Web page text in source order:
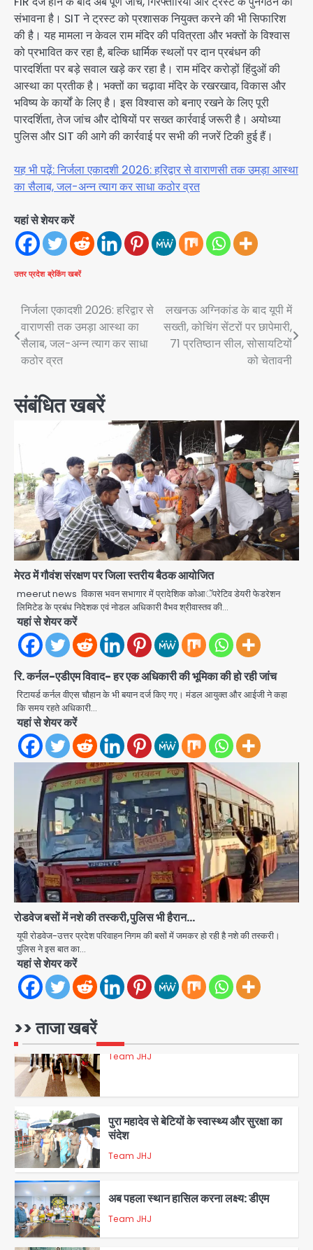
संभावना है। SIT ने ट्रस्ट को प्रशासक नियुक्त करने की भी सिफारिश
की है। यह मामला न केवल राम मंदिर की पवित्रता और भक्तों के विश्वास
को प्रभावित कर रहा है, बल्कि धार्मिक स्थलों पर दान प्रबंधन की
पारदर्शिता पर बड़े सवाल खड़े कर रहा है। राम मंदिर करोड़ों हिंदुओं की
आस्था का प्रतीक है। भक्तों का चढ़ावा मंदिर के रखरखाव, विकास और
भविष्य के कार्यों के लिए है। इस विश्वास को बनाए रखने के लिए पूरी
पारदर्शिता, तेज जांच और दोषियों पर सख्त कार्रवाई जरूरी है। अयोध्या
पुलिस और SIT की आगे की कार्रवाई पर सभी की नजरें टिकी हुई हैं।
यह भी पढ़ें: निर्जला एकादशी 2026: हरिद्वार से वाराणसी तक उमड़ा आस्था
का सैलाब, जल-अन्न त्याग कर साधा कठोर व्रत
यहां से शेयर करें
उत्तर प्रदेश ब्रेकिंग खबरें
Post
navigation
निर्जला एकादशी 2026: हरिद्वार से
वाराणसी तक उमड़ा आस्था का
सैलाब, जल-अन्न त्याग कर साधा
कठोर व्रत
लखनऊ अग्निकांड के बाद यूपी में
सख्ती, कोचिंग सेंटरों पर छापेमारी,
71 प्रतिष्ठान सील, सोसायटियों
को चेतावनी
संबंधित खबरें
मेरठ में गौवंश संरक्षण पर जिला स्तरीय बैठक आयोजित
meerut news विकास भवन सभागार में प्रादेशिक कोआॅपरेटिव डेयरी फेडरेशन
लिमिटेड के प्रबंध निदेशक एवं नोडल अधिकारी वैभव श्रीवास्तव की…
यहां से शेयर करें
रि. कर्नल-एडीएम विवाद- हर एक अधिकारी की भूमिका की हो रही जांच
रिटायर्ड कर्नल वीएस चौहान के भी बयान दर्ज किए गए। मंडल आयुक्त और आईजी ने कहा
कि समय रहते अधिकारी…
यहां से शेयर करें
रोडवेज बसों में नशे की तस्करी,पुलिस भी हैरान…
यूपी रोडवेज-उत्तर प्रदेश परिवाहन निगम की बसों में जमकर हो रही है नशे की तस्करी।
पुलिस ने इस बात का…
यहां से शेयर करें
>> ताजा खबरें
2
अब पहला स्थान हासिल करना लक्ष्य: डीएम
Team JHJ
फरार आरोपी
Team JHJ
4
डबल मर्डर का मुख्य साजिशकर्ता क्राइम ब्रांच
के हत्थे
Team JHJ
5
से गिरफ्तार
1
2
28 साल बाद कानून के शिकंजे में आया हत्या का
फरार आरोपी